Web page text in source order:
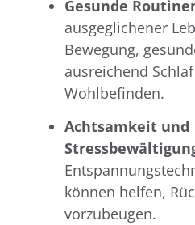
Gesunde
ausgeglichener
Bewegung,
ausreichend
Wohlbefinden.
Achtsamkeit und
können helfen,
vorzubeugen.